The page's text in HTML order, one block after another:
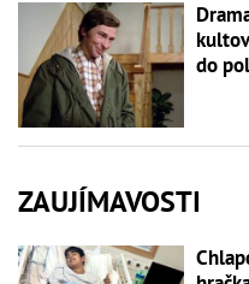
do
ZAUJÍMAVOSTI